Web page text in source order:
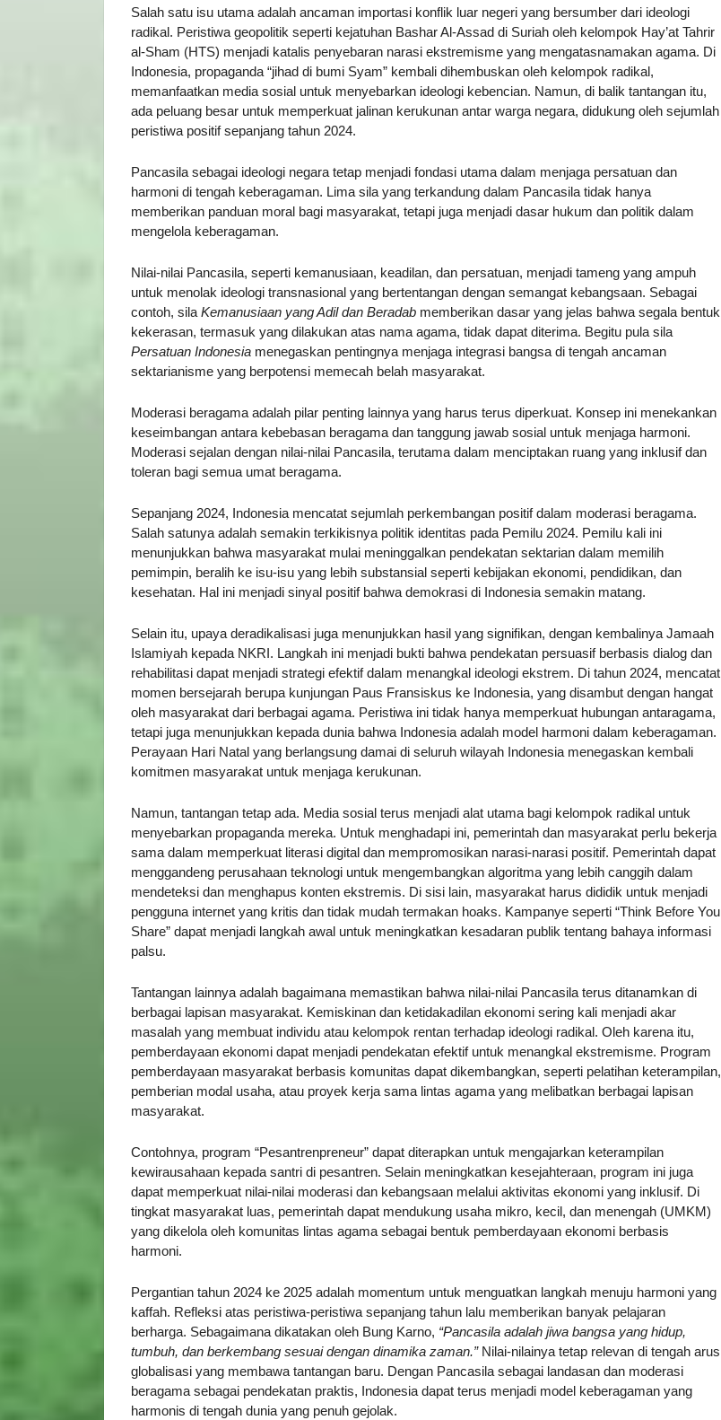
Salah satu isu utama adalah ancaman importasi konflik luar negeri yang bersumber dari ideologi
radikal. Peristiwa geopolitik seperti kejatuhan Bashar Al-Assad di Suriah oleh kelompok Hay’at Tahrir
al-Sham (HTS) menjadi katalis penyebaran narasi ekstremisme yang mengatasnamakan agama. Di
Indonesia, propaganda “jihad di bumi Syam” kembali dihembuskan oleh kelompok radikal,
memanfaatkan media sosial untuk menyebarkan ideologi kebencian. Namun, di balik tantangan itu,
ada peluang besar untuk memperkuat jalinan kerukunan antar warga negara, didukung oleh sejumlah
peristiwa positif sepanjang tahun 2024.
Pancasila sebagai ideologi negara tetap menjadi fondasi utama dalam menjaga persatuan dan
harmoni di tengah keberagaman. Lima sila yang terkandung dalam Pancasila tidak hanya
memberikan panduan moral bagi masyarakat, tetapi juga menjadi dasar hukum dan politik dalam
mengelola keberagaman.
Nilai-nilai Pancasila, seperti kemanusiaan, keadilan, dan persatuan, menjadi tameng yang ampuh
untuk menolak ideologi transnasional yang bertentangan dengan semangat kebangsaan. Sebagai
contoh, sila Kemanusiaan yang Adil dan Beradab memberikan dasar yang jelas bahwa segala bentuk
kekerasan, termasuk yang dilakukan atas nama agama, tidak dapat diterima. Begitu pula sila
Persatuan Indonesia menegaskan pentingnya menjaga integrasi bangsa di tengah ancaman
sektarianisme yang berpotensi memecah belah masyarakat.
Moderasi beragama adalah pilar penting lainnya yang harus terus diperkuat. Konsep ini menekankan
keseimbangan antara kebebasan beragama dan tanggung jawab sosial untuk menjaga harmoni.
Moderasi sejalan dengan nilai-nilai Pancasila, terutama dalam menciptakan ruang yang inklusif dan
toleran bagi semua umat beragama.
Sepanjang 2024, Indonesia mencatat sejumlah perkembangan positif dalam moderasi beragama.
Salah satunya adalah semakin terkikisnya politik identitas pada Pemilu 2024. Pemilu kali ini
menunjukkan bahwa masyarakat mulai meninggalkan pendekatan sektarian dalam memilih
pemimpin, beralih ke isu-isu yang lebih substansial seperti kebijakan ekonomi, pendidikan, dan
kesehatan. Hal ini menjadi sinyal positif bahwa demokrasi di Indonesia semakin matang.
Selain itu, upaya deradikalisasi juga menunjukkan hasil yang signifikan, dengan kembalinya Jamaah
Islamiyah kepada NKRI. Langkah ini menjadi bukti bahwa pendekatan persuasif berbasis dialog dan
rehabilitasi dapat menjadi strategi efektif dalam menangkal ideologi ekstrem. Di tahun 2024, mencatat
momen bersejarah berupa kunjungan Paus Fransiskus ke Indonesia, yang disambut dengan hangat
oleh masyarakat dari berbagai agama. Peristiwa ini tidak hanya memperkuat hubungan antaragama,
tetapi juga menunjukkan kepada dunia bahwa Indonesia adalah model harmoni dalam keberagaman.
Perayaan Hari Natal yang berlangsung damai di seluruh wilayah Indonesia menegaskan kembali
komitmen masyarakat untuk menjaga kerukunan.
Namun, tantangan tetap ada. Media sosial terus menjadi alat utama bagi kelompok radikal untuk
menyebarkan propaganda mereka. Untuk menghadapi ini, pemerintah dan masyarakat perlu bekerja
sama dalam memperkuat literasi digital dan mempromosikan narasi-narasi positif. Pemerintah dapat
menggandeng perusahaan teknologi untuk mengembangkan algoritma yang lebih canggih dalam
mendeteksi dan menghapus konten ekstremis. Di sisi lain, masyarakat harus dididik untuk menjadi
pengguna internet yang kritis dan tidak mudah termakan hoaks. Kampanye seperti “Think Before You
Share” dapat menjadi langkah awal untuk meningkatkan kesadaran publik tentang bahaya informasi
palsu.
Tantangan lainnya adalah bagaimana memastikan bahwa nilai-nilai Pancasila terus ditanamkan di
berbagai lapisan masyarakat. Kemiskinan dan ketidakadilan ekonomi sering kali menjadi akar
masalah yang membuat individu atau kelompok rentan terhadap ideologi radikal. Oleh karena itu,
pemberdayaan ekonomi dapat menjadi pendekatan efektif untuk menangkal ekstremisme. Program
pemberdayaan masyarakat berbasis komunitas dapat dikembangkan, seperti pelatihan keterampilan,
pemberian modal usaha, atau proyek kerja sama lintas agama yang melibatkan berbagai lapisan
masyarakat.
Contohnya, program “Pesantrenpreneur” dapat diterapkan untuk mengajarkan keterampilan
kewirausahaan kepada santri di pesantren. Selain meningkatkan kesejahteraan, program ini juga
dapat memperkuat nilai-nilai moderasi dan kebangsaan melalui aktivitas ekonomi yang inklusif. Di
tingkat masyarakat luas, pemerintah dapat mendukung usaha mikro, kecil, dan menengah (UMKM)
yang dikelola oleh komunitas lintas agama sebagai bentuk pemberdayaan ekonomi berbasis
harmoni.
Pergantian tahun 2024 ke 2025 adalah momentum untuk menguatkan langkah menuju harmoni yang
kaffah. Refleksi atas peristiwa-peristiwa sepanjang tahun lalu memberikan banyak pelajaran
berharga. Sebagaimana dikatakan oleh Bung Karno, “Pancasila adalah jiwa bangsa yang hidup,
tumbuh, dan berkembang sesuai dengan dinamika zaman.”Nilai-nilainya tetap relevan di tengah arus
globalisasi yang membawa tantangan baru. Dengan Pancasila sebagai landasan dan moderasi
beragama sebagai pendekatan praktis, Indonesia dapat terus menjadi model keberagaman yang
harmonis di tengah dunia yang penuh gejolak.